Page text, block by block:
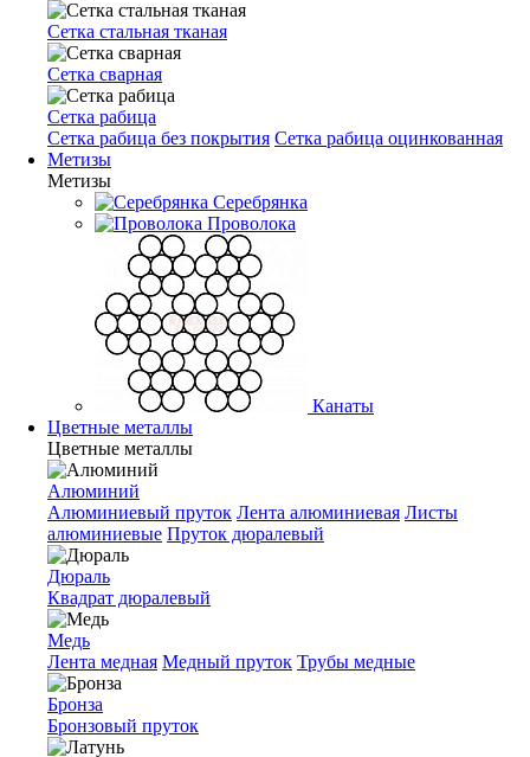
Сетка стальная тканая
Сетка сварная
Сетка рабица
Сетка рабица без покрытия Сетка рабица оцинкованная
Метизы
Метизы
Серебрянка
Проволока
Канаты
Цветные металлы
Цветные металлы
Алюминий
Алюминиевый пруток Лента алюминиевая Листы
алюминиевые Пруток дюралевый
Дюраль
Квадрат дюралевый
Медь
Лента медная Медный пруток Трубы медные
Бронза
Бронзовый пруток